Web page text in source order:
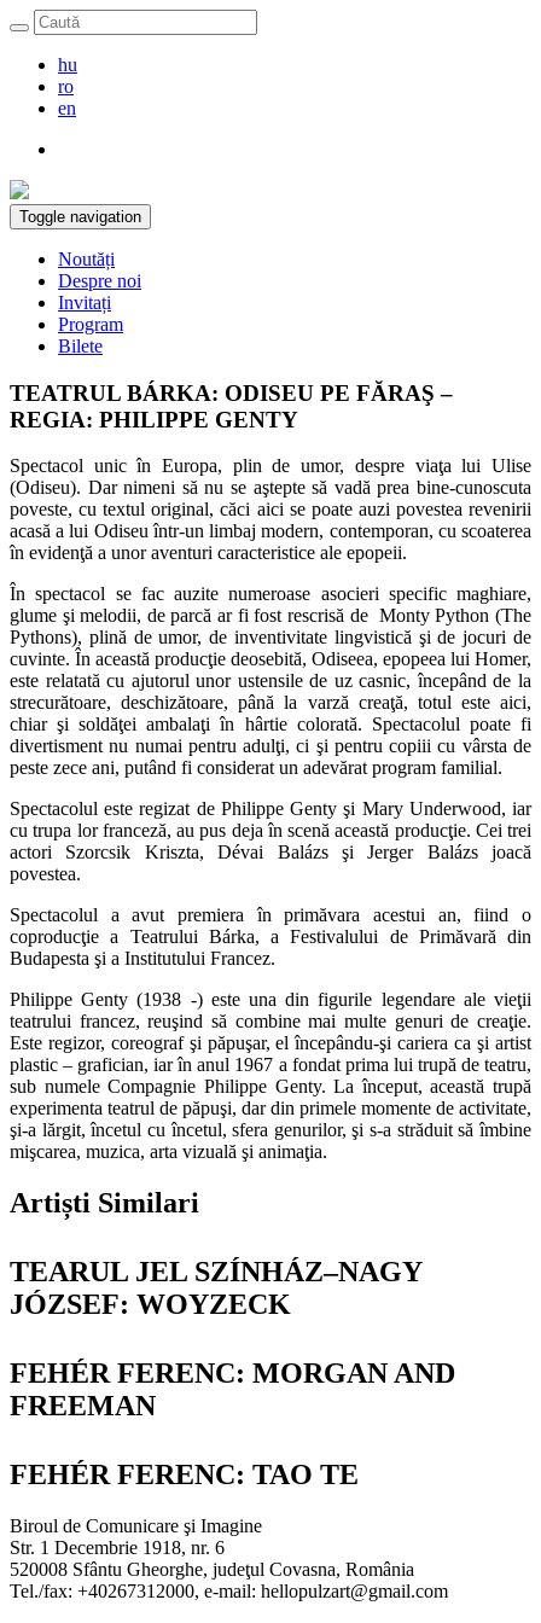
hu
ro
en
Toggle navigation
Noutăți
Despre noi
Invitați
Program
Bilete
TEATRUL BÁRKA: ODISEU PE FĂRAŞ –
REGIA: PHILIPPE GENTY
Spectacol unic în Europa, plin de umor, despre viaţa lui Ulise
(Odiseu). Dar nimeni să nu se aştepte să vadă prea bine-cunoscuta
poveste, cu textul original, căci aici se poate auzi povestea revenirii
acasă a lui Odiseu într-un limbaj modern, contemporan, cu scoaterea
în evidenţă a unor aventuri caracteristice ale epopeii.
În spectacol se fac auzite numeroase asocieri specific maghiare,
glume şi melodii, de parcă ar fi fost rescrisă de Monty Python (The
Pythons), plină de umor, de inventivitate lingvistică şi de jocuri de
cuvinte. În această producţie deosebită, Odiseea, epopeea lui Homer,
este relatată cu ajutorul unor ustensile de uz casnic, începând de la
strecurătoare, deschizătoare, până la varză creaţă, totul este aici,
chiar şi soldăţei ambalaţi în hârtie colorată. Spectacolul poate fi
divertisment nu numai pentru adulţi, ci şi pentru copiii cu vârsta de
peste zece ani, putând fi considerat un adevărat program familial.
Spectacolul este regizat de Philippe Genty şi Mary Underwood, iar
cu trupa lor franceză, au pus deja în scenă această producţie. Cei trei
actori Szorcsik Kriszta, Dévai Balázs şi Jerger Balázs joacă
povestea.
Spectacolul a avut premiera în primăvara acestui an, fiind o
coproducţie a Teatrului Bárka, a Festivalului de Primăvară din
Budapesta şi a Institutului Francez.
Philippe Genty (1938 -) este una din figurile legendare ale vieţii
teatrului francez, reuşind să combine mai multe genuri de creaţie.
Este regizor, coreograf şi păpuşar, el începându-şi cariera ca şi artist
plastic – grafician, iar în anul 1967 a fondat prima lui trupă de teatru,
sub numele Compagnie Philippe Genty. La început, această trupă
experimenta teatrul de păpuşi, dar din primele momente de activitate,
şi-a lărgit, încetul cu încetul, sfera genurilor, şi s-a străduit să îmbine
mişcarea, muzica, arta vizuală şi animaţia.
Artiști Similari
TEARUL JEL SZÍNHÁZ–NAGY
JÓZSEF: WOYZECK
FEHÉR FERENC: MORGAN AND
FREEMAN
FEHÉR FERENC: TAO TE
Biroul de Comunicare şi Imagine
Str. 1 Decembrie 1918, nr. 6
520008 Sfântu Gheorghe, judeţul Covasna, România
Tel./fax: +40267312000, e-mail: hellopulzart@gmail.com